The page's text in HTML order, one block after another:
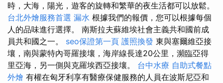
時，大海，陽光，遊客的旋轉和繁華的夜生活都可以放鬆。
台北外燴服務首選 漏水 根據我們的報價，您可以根據每個
人的品味進行選擇。 南斯拉夫蘇維埃社會主義共和國前成
員共和國之一。 seo保證第一頁 護照換發 東與塞爾維亞接
壤，南與蒙特內哥羅接壤，海岸線長達20公里，瀕臨亞得
里亞海，另一側與克羅埃西亞接壤。 台中水療 自助式餐點
外燴 有權在匈牙利享有醫療保健服務的人員在波斯尼亞和